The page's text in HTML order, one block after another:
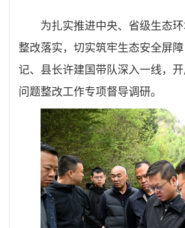
为扎实推进中央、省级生态
整改落实，切实筑牢生态安全屏
记、县长许建国带队深入一线，
问题整改工作专项督导调研。